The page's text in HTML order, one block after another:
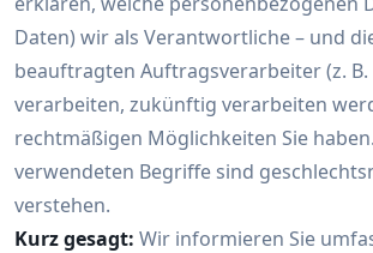
Daten) wir als Verantwortliche – und
beauftragten Auftragsverarbeiter (z. B.
verarbeiten, zukünftig verarbeiten
rechtmäßigen Möglichkeiten Sie
verwendeten Begriffe sind
verstehen.
Kurz gesagt: Wir informieren Sie